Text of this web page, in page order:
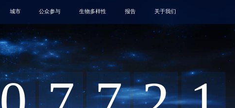
城市 公众参与 生物多样性 报告 关于我们